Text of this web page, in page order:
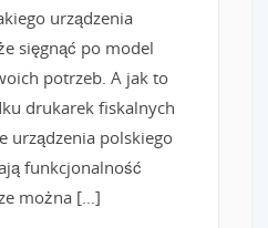
urządzenia
sięgnąć po model
potrzeb. A jak to
drukarek fiskalnych
urządzenia polskiego
funkcjonalność
można […]